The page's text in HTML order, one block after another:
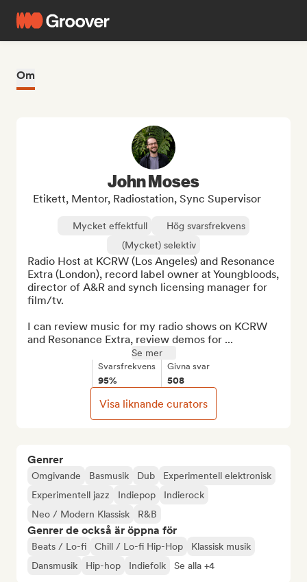
Om
Genrer
Omgivande Basmusik Dub
Experimentell elektronisk
Experimentell jazz
Indiepop
Indierock
Neo / Modern Klassisk
R&B
Genrer de också är öppna för
Beats / Lo-fi Chill / Lo-fi Hip-Hop
Klassisk musik
Dansmusik
Hip-hop Indiefolk Se alla +4
John Moses
Etikett, Mentor, Radiostation, Sync Supervisor
Mycket effektfull
Hög svarsfrekvens
(Mycket) selektiv
Radio Host at KCRW (Los Angeles) and Resonance
Extra (London), record label owner at Youngbloods,
director of A&R and synch licensing manager for
film/tv.
I can review music for my radio shows on KCRW
and Resonance Extra, review demos for ...
Se mer
Svarsfrekvens
95%
Givna svar
508
Visa liknande curators